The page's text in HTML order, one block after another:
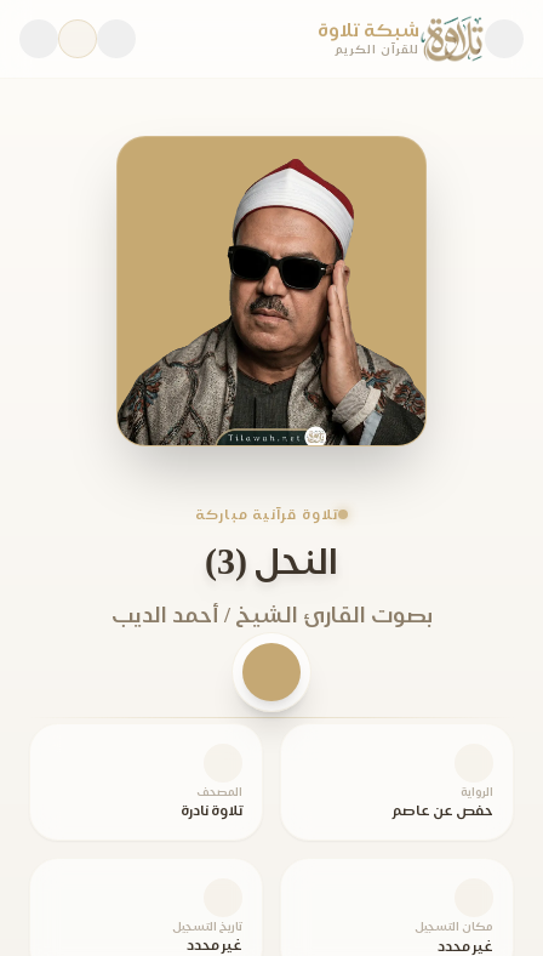
شبكة تلاوة
للقرآن الكريم
تلاوة قرآنية مباركة
النحل (3)
بصوت القارئ الشيخ / أحمد الديب
الرواية
حفص عن عاصم
المصحف
تلاوة نادرة
مكان التسجيل
غير محدد
تاريخ التسجيل
غير محدد